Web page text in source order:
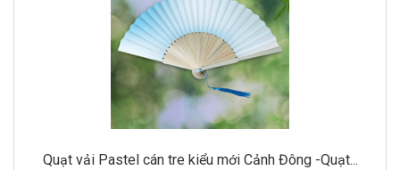
Quạt vải Pastel cán tre kiểu mới Cảnh Đông -Quạt...